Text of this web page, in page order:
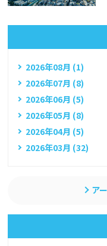
2026年08月 (1)
2026年07月 (8)
2026年06月 (5)
2026年05月 (8)
2026年04月 (5)
2026年03月 (32)
ア